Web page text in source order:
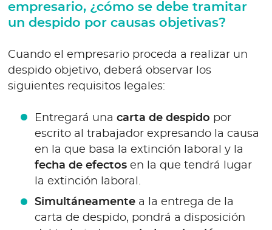
empresario, ¿cómo se debe tramitar
un despido por causas objetivas?
Cuando el empresario proceda a realizar un
despido objetivo, deberá observar los
siguientes requisitos legales:
Entregará una carta de despido por
escrito al trabajador expresando la causa
en la que basa la extinción laboral y la
fecha de efectosen la que tendrá lugar
la extinción laboral.
Simultáneamentea la entrega de la
carta de despido, pondrá a disposición